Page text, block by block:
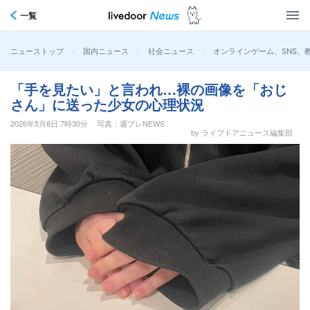
一覧
ニューストップ > 国内ニュース > 社会ニュース > オンラインゲーム、SNS、
「手を見たい」と言われ…裸の画像を「おじ
さん」に送った少女の心理状況
2026年5月8日 7時30分
写真：週プレNEWS
by ライブドアニュース編集部